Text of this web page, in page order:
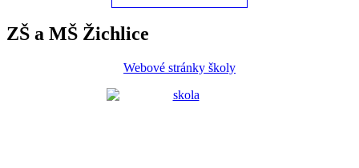
ZŠ a MŠ Žichlice
Webové stránky školy